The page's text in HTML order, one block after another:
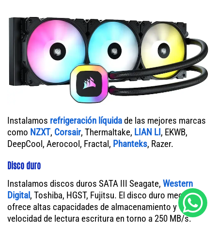
Instalamos refrigeración líquidade las mejores marcas
como NZXT, Corsair, Thermaltake, LIAN LI, EKWB,
DeepCool, Aerocool, Fractal, Phanteks, Razer.
Disco duro
Instalamos discos duros SATA III Seagate, Western
Digital, Toshiba, HGST, Fujitsu. El disco duro mecánico
ofrece altas capacidades de almacenamiento y
velocidad de lectura escritura en torno a 250 MB/s.